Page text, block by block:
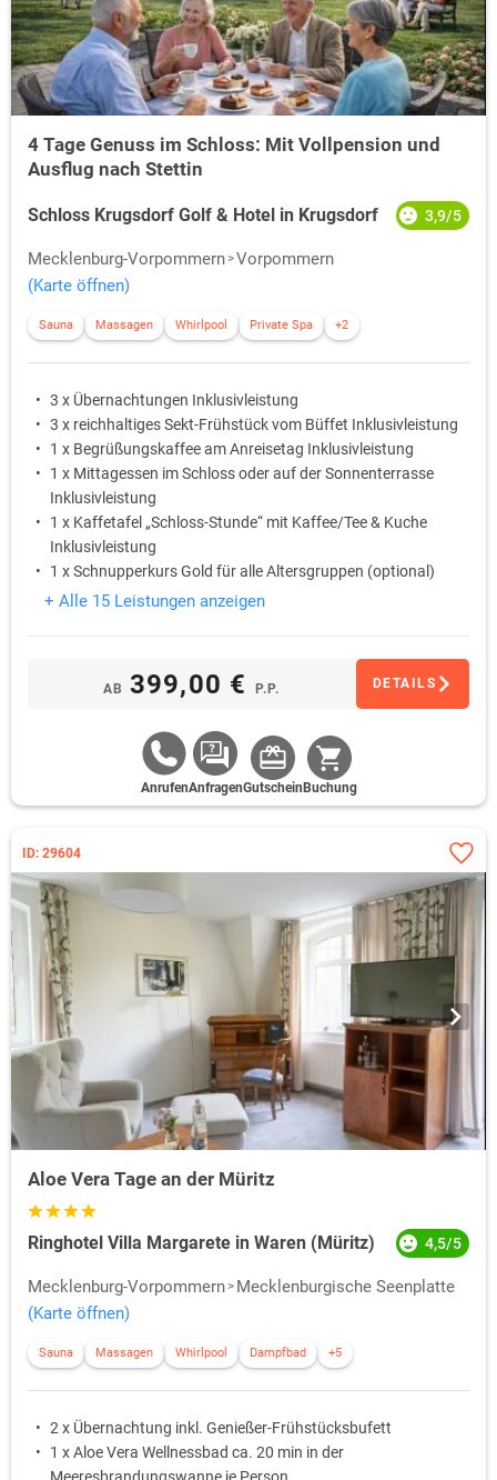
DerPilgerweg Lassan-Tribseesführt über sechs Etappen vom
Fischerort Lassan zum verträumten Städtchen Tribsees. Die Route
führt durch Wälder und Wiesen, sowie an kleine Seen. Mit
unterschiedlichen Streckenlängen und Schwierigkeitsgraden kann
Durch das weit verzweigte Wasserstraßennetz werden Seen und
Flüsse bis zur Ostsee erschlossen. Per Motorboot oder
Auch Angeln, Tauchen, Baden, Paddeln, Kanu oder Kajak fahren ist in
Vorpommern möglich. Ebenso Reiten und Golfen.
4 Tage Genuss im Schloss: Mit Vollpension und
Ausflug nach Stettin
Schloss Krugsdorf Golf & Hotel in Krugsdorf 3,9/5
Mecklenburg-Vorpommern Vorpommern
(Karte öffnen)
Sauna Massagen Whirlpool Private Spa +2
3 x Übernachtungen Inklusivleistung
3 x reichhaltiges Sekt-Frühstück vom Büffet Inklusivleistung
1 x Begrüßungskaffee am Anreisetag Inklusivleistung
1 x Mittagessen im Schloss oder auf der Sonnenterrasse
Inklusivleistung
1 x Kaffetafel „Schloss-Stunde“ mit Kaffee/Tee & Kuche
Inklusivleistung
1 x Schnupperkurs Gold für alle Altersgruppen (optional)
+ Alle 15 Leistungen anzeigen
AB 399,00 € P.P. DETAILS
AnrufenAnfragenGutschein Buchung
ID: 29604
Aloe Vera Tage an der Müritz
Ringhotel Villa Margarete in Waren (Müritz) 4,5/5
Mecklenburg-Vorpommern
Mecklenburgische Seenplatte
(Karte öffnen)
Sauna Massagen Whirlpool Dampfbad +5
2 x Übernachtung inkl. Genießer-Frühstücksbufett
1 x Aloe Vera Wellnessbad ca. 20 min in der